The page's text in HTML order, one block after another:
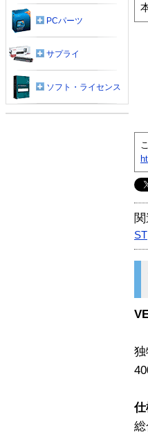
ST
PCパーツ
サプライ
ソフト・ライセンス